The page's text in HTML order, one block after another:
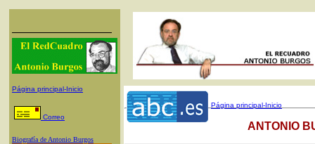
Página principal-Inicio
Correo
Biografía de Antonio Burgos
Página principal-Inicio
ANTONIO